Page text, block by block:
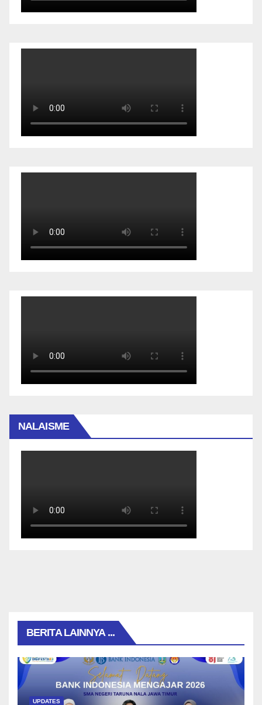
NALAISME
BERITA LAINNYA ...
UPDATES